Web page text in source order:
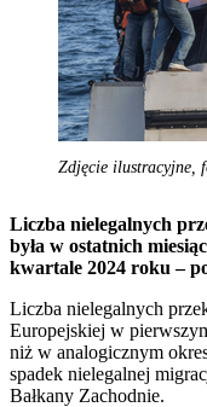
Zdjęcie ilustracyjne,
Liczba nielegalnych
była w ostatnich
kwartale 2024 roku –
Liczba nielegalnych
Europejskiej w
niż w analogicznym
spadek nielegalnej
Bałkany Zachodnie.